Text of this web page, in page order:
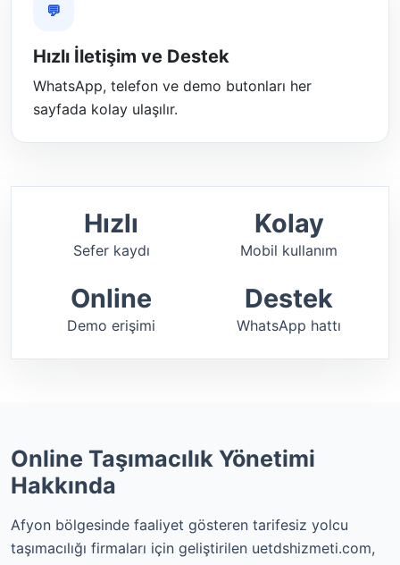
💬
Hızlı İletişim ve Destek
WhatsApp, telefon ve demo butonları her
sayfada kolay ulaşılır.
Hızlı
Sefer kaydı
Kolay
Mobil kullanım
Online
Demo erişimi
Destek
WhatsApp hattı
Online Taşımacılık Yönetimi
Hakkında
Afyon bölgesinde faaliyet gösteren tarifesiz yolcu
taşımacılığı firmaları için geliştirilen uetdshizmeti.com,